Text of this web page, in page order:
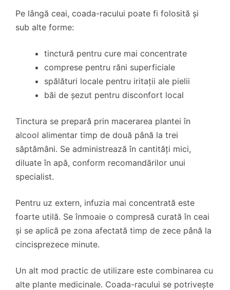
Pe lângă ceai, coada-racului poate fi folosită și
sub alte forme:
tinctură pentru cure mai concentrate
comprese pentru răni superficiale
spălături locale pentru iritații ale pielii
băi de șezut pentru disconfort local
Tinctura se prepară prin macerarea plantei în
alcool alimentar timp de două până la trei
săptămâni. Se administrează în cantități mici,
diluate în apă, conform recomandărilor unui
specialist.
Pentru uz extern, infuzia mai concentrată este
foarte utilă. Se înmoaie o compresă curată în ceai
și se aplică pe zona afectată timp de zece până la
cincisprezece minute.
Un alt mod practic de utilizare este combinarea cu
alte plante medicinale. Coada-racului se potrivește